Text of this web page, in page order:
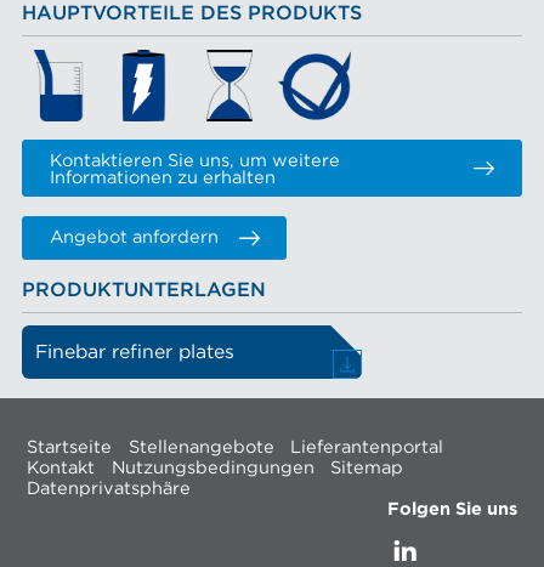
HAUPTVORTEILE DES PRODUKTS
Kontaktieren Sie uns, um weitere
Informationen zu erhalten
Angebot anfordern
PRODUKTUNTERLAGEN
Finebar refiner plates
Startseite Stellenangebote
Lieferantenportal
Kontakt
Nutzungsbedingungen
Sitemap
Datenprivatsphäre
Folgen Sie uns